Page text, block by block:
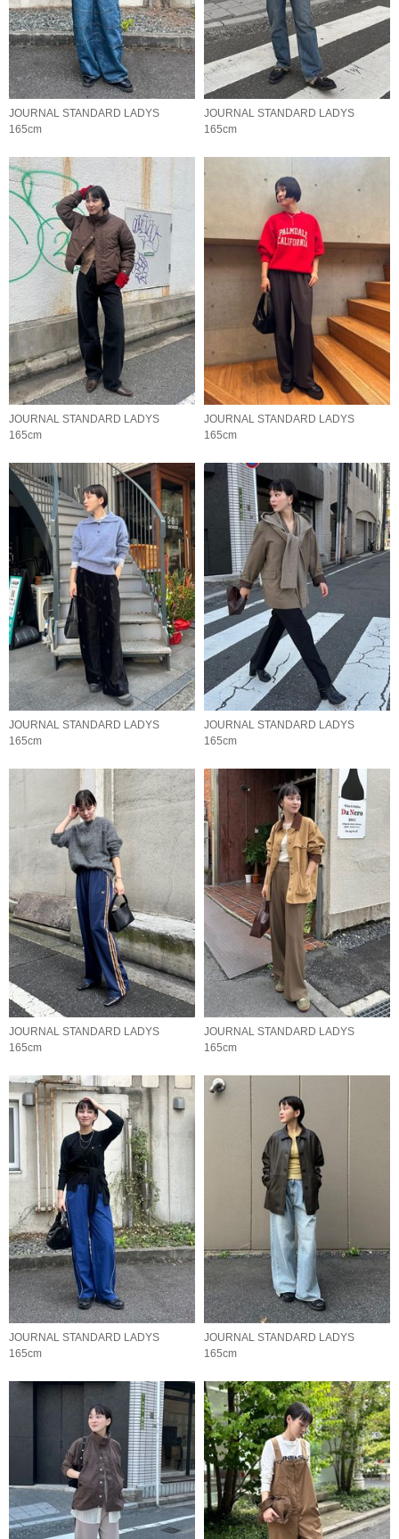
JOURNAL STANDARD LADYS
165cm
JOURNAL STANDARD LADYS
165cm
JOURNAL STANDARD LADYS
165cm
JOURNAL STANDARD LADYS
165cm
JOURNAL STANDARD LADYS
165cm
JOURNAL STANDARD LADYS
165cm
JOURNAL STANDARD LADYS
165cm
JOURNAL STANDARD LADYS
165cm
JOURNAL STANDARD LADYS
165cm
JOURNAL STANDARD LADYS
165cm